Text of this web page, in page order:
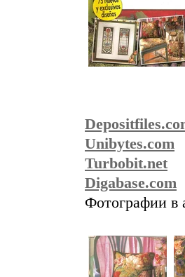
Unibytes.com
Turbobit.net
Digabase.com
Фотографии в